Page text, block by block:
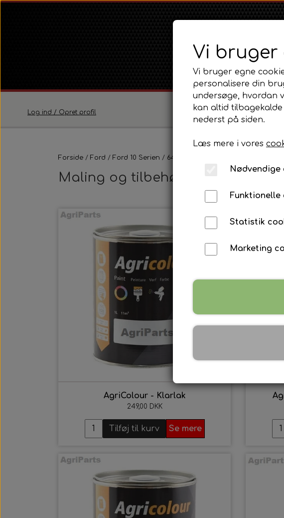
Log ind / Opret profil
Ferguson TE20 Serie
Ferguson FE35 Serie
Massey
MF 65
500 Serien
International B Serien
IH B250, B275, B414, B434
David
Forside Ford Ford 10 Serien 6410 - 6610 - 6710 - 6810
Maling og tilbehør
AgriColour - Klarlak
249,00 DKK
Tilføj til kurv Se mere
Vi bruger
Vi bruger egne
personalisere din
undersøge, hvordan
kan altid
nederst på siden.
Læs mere i vores
Nødvendige
Funktionelle
Statistik
Marketing